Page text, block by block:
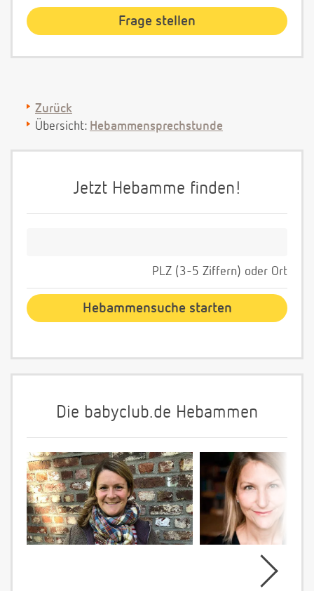
Zurück
Übersicht: Hebammensprechstunde
Jetzt Hebamme finden!
PLZ (3-5 Ziffern) oder Ort
Die babyclub.de Hebammen